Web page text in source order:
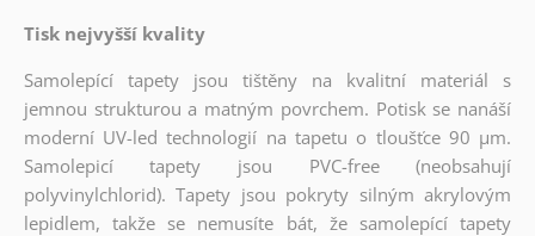
Tisk nejvyšší kvality
Samolepící tapety jsou tištěny na kvalitní materiál s
jemnou strukturou a matným povrchem. Potisk se nanáší
moderní UV-led technologií na tapetu o tloušťce 90 µm.
Samolepicí tapety jsou PVC-free (neobsahují
polyvinylchlorid). Tapety jsou pokryty silným akrylovým
lepidlem, takže se nemusíte bát, že samolepící tapety